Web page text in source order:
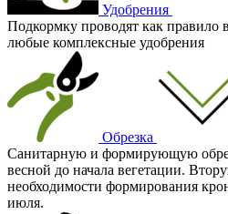
Удобрения
Подкормку проводят как правило
любые комплексные удобрения
Обрезка
Санитарную и формирующую
весной до начала вегетации.
необходимости формирования
июля.